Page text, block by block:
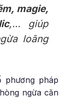
magie,
,… giúp
loãng
phương pháp
ngừa căn